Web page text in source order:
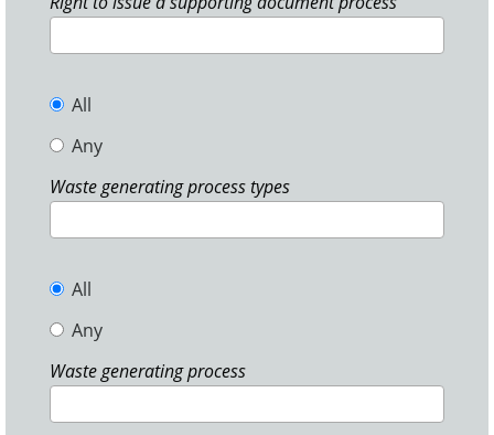
All
Any
Waste generating process types
All
Any
Waste generating process